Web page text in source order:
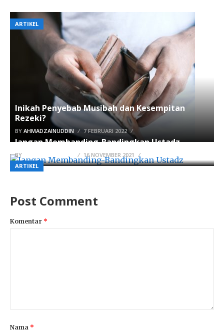
ARTIKEL
Inikah Penyebab Musibah dan Kesempitan
Rezeki?
BY AHMADZAINUDDIN 7 FEBRUARI 2022
ARTIKEL
Jangan Membanding-Bandingkan Ustadz
BY AHMADZAINUDDIN 16 NOVEMBER 2021
Post Comment
Komentar *
Nama *